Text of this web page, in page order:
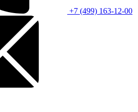
+7 (499) 163-12-00